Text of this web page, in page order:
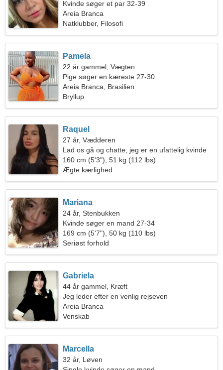
Kvinde søger et par 32-39
Areia Branca
Natklubber, Filosofi
Pamela
22 år gammel, Vægten
Pige søger en kæreste 27-30
Areia Branca, Brasilien
Bryllup
Raquel
27 år, Vædderen
Lad os gå og chatte, jeg er en ufattelig kvinde
160 cm (5'3"), 51 kg (112 lbs)
Ægte kærlighed
Mariana
24 år, Stenbukken
Kvinde søger en mand 27-34
169 cm (5'7"), 50 kg (110 lbs)
Seriøst forhold
Gabriela
44 år gammel, Kræft
Jeg leder efter en venlig rejseven
Areia Branca
Venskab
Marcella
32 år, Løven